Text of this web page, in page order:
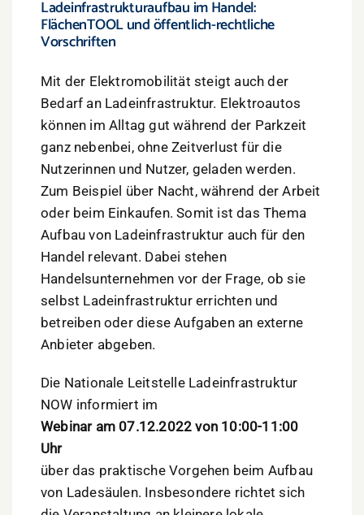
Ladeinfrastrukturaufbau im Handel:
FlächenTOOL und öffentlich-rechtliche
Vorschriften
Mit der Elektromobilität steigt auch der
Bedarf an Ladeinfrastruktur. Elektroautos
können im Alltag gut während der Parkzeit
ganz nebenbei, ohne Zeitverlust für die
Nutzerinnen und Nutzer, geladen werden.
Zum Beispiel über Nacht, während der Arbeit
oder beim Einkaufen. Somit ist das Thema
Aufbau von Ladeinfrastruktur auch für den
Handel relevant. Dabei stehen
Handelsunternehmen vor der Frage, ob sie
selbst Ladeinfrastruktur errichten und
betreiben oder diese Aufgaben an externe
Anbieter abgeben.
Die Nationale Leitstelle Ladeinfrastruktur
NOW informiert im
Webinar am 07.12.2022 von 10:00-11:00
Uhr
über das praktische Vorgehen beim Aufbau
von Ladesäulen. Insbesondere richtet sich